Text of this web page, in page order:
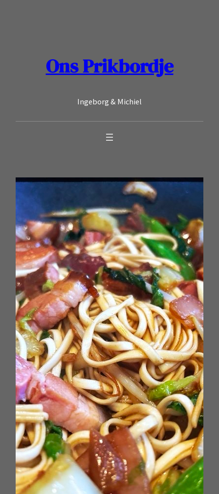
Ons Prikbordje
Ingeborg & Michiel